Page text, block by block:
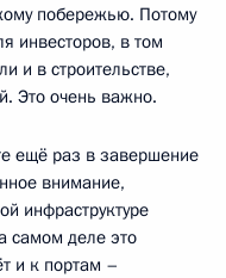
побережью. Потому
инвесторов, в том
и в строительстве,
Это очень важно.
ещё раз в завершение
внимание,
инфраструктуре
самом деле это
и к портам –